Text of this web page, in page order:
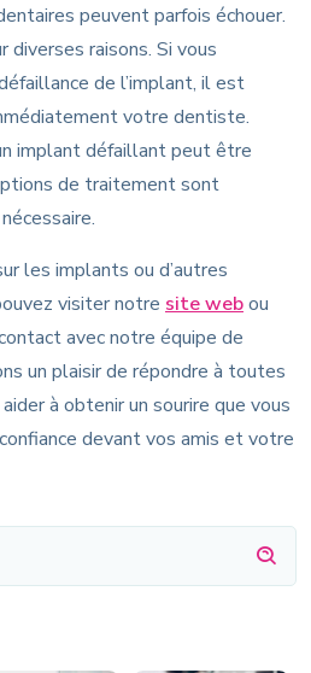
peuvent parfois échouer.
diverses raisons. Si vous
de l’implant, il est
votre dentiste.
implant défaillant peut être
de traitement sont
les implants ou d’autres
visiter notre site webou
avec notre équipe de
un plaisir de répondre à toutes
à obtenir un sourire que vous
devant vos amis et votre